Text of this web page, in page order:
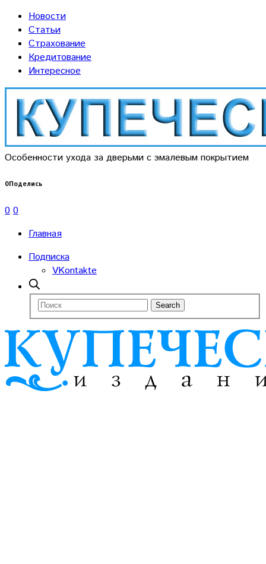
Новости
Статьи
Страхование
Кредитование
Интересное
Особенности ухода за дверьми с эмалевым покрытием
0Поделись
0 0
Главная
Подписка
VKontakte